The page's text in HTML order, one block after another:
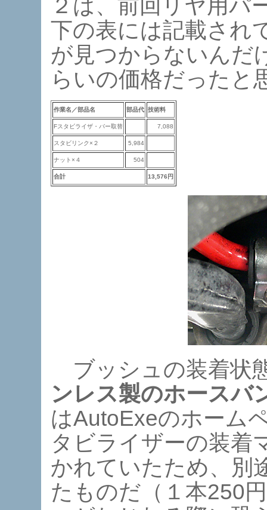
２は、前回リヤ用パ
下の表には記載され
が見つからないんだ
らいの価格だったと
作業名／部品名 部品代 技術料
Fスタビライザ・バー取替 7,088
スタビリンク×２ 5,984
ナット×４ 504
合計 13,576円
ブッシュの装着状
ンレス製のホースバ
はAutoExeのホーム
タビライザーの装着
かれていたため、別
たものだ（１本250